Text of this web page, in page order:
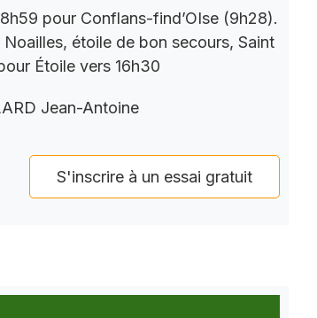
pour Conflans-find’OIse (9h28).
étoile de bon secours, Saint
Étoile vers 16h30
Jean-Antoine
S'inscrire à un essai gratuit